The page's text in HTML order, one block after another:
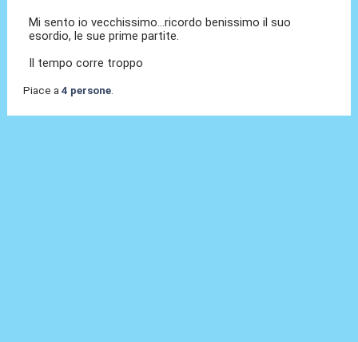
Mi sento io vecchissimo...ricordo benissimo il suo
esordio, le sue prime partite.
Il tempo corre troppo
Piace a 4 persone.